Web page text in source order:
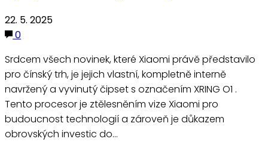
22. 5. 2025
0
Srdcem všech novinek, které Xiaomi právě představilo
pro čínský trh, je jejich vlastní, kompletně interně
navržený a vyvinutý čipset s označením XRING O1 .
Tento procesor je ztělesněním vize Xiaomi pro
budoucnost technologií a zároveň je důkazem
obrovských investic do…